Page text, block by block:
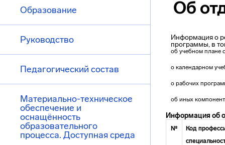
Образование
Руководство
Педагогический состав
Материально-техническое
обеспечение и
оснащённость
образовательного
процесса. Доступная среда
Об
Информация о
программы, в
об учебном плане
о календарном
о рабочих
об иных
Информация об
№
Код